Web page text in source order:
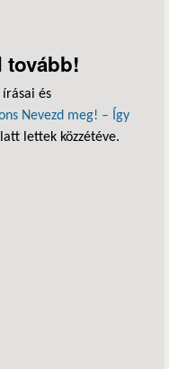
tovább!
és
Nevezd meg! – Így
hivatkozás)
lettek közzétéve.